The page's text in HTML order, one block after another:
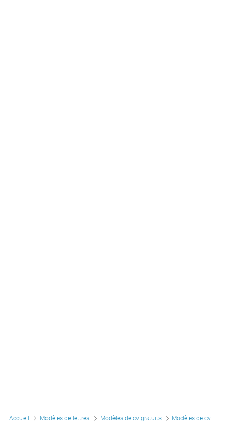
Accueil Modèles de lettres Modèles de cv gratuits Modèles de cv par métiers